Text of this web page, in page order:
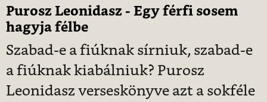
Purosz Leonidasz - Egy férfi sosem
hagyja félbe
Szabad-e a fiúknak sírniuk, szabad-e
a fiúknak kiabálniuk? Purosz
Leonidasz verseskönyve azt a sokféle